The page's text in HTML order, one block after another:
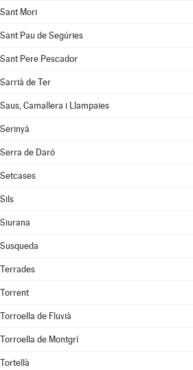
Sant Mori
Sant Pau de Segúries
Sant Pere Pescador
Sarrià de Ter
Saus, Camallera i Llampaies
Serinyà
Serra de Daró
Setcases
Sils
Siurana
Susqueda
Terrades
Torrent
Torroella de Fluvià
Torroella de Montgrí
Tortellà